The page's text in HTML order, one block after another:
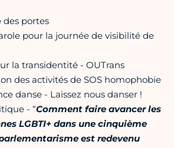
des portes
pour la journée de visibilité de
la transidentité - OUTrans
des activités de SOS homophobie
danse - Laissez nous danser !
- “Comment faire avancer les
LGBTI+ dans une cinquième
est redevenu